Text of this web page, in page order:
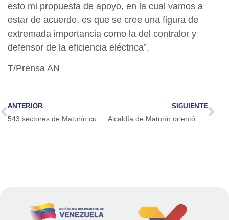
esto mi propuesta de apoyo, en la cual vamos a
estar de acuerdo, es que se cree una figura de
extremada importancia como la del contralor y
defensor de la eficiencia eléctrica”.
T/Prensa AN
ANTERIOR SIGUIENTE